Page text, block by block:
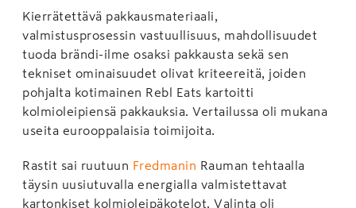
Kierrätettävä pakkausmateriaali,
valmistusprosessin vastuullisuus, mahdollisuudet
tuoda brändi-ilme osaksi pakkausta sekä sen
tekniset ominaisuudet olivat kriteereitä, joiden
pohjalta kotimainen Rebl Eats kartoitti
kolmioleipiensä pakkauksia. Vertailussa oli mukana
useita eurooppalaisia toimijoita.
Rastit sai ruutuun Fredmanin Rauman tehtaalla
täysin uusiutuvalla energialla valmistettavat
kartonkiset kolmioleipäkotelot. Valinta oli